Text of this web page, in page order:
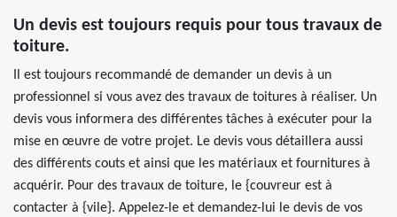
Un devis est toujours requis pour tous travaux de
toiture.
Il est toujours recommandé de demander un devis à un
professionnel si vous avez des travaux de toitures à réaliser. Un
devis vous informera des différentes tâches à exécuter pour la
mise en œuvre de votre projet. Le devis vous détaillera aussi
des différents couts et ainsi que les matériaux et fournitures à
acquérir. Pour des travaux de toiture, le {couvreur est à
contacter à {vile}. Appelez-le et demandez-lui le devis de vos